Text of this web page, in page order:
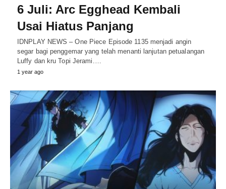
6 Juli: Arc Egghead Kembali
Usai Hiatus Panjang
IDNPLAY NEWS – One Piece Episode 1135 menjadi angin
segar bagi penggemar yang telah menanti lanjutan petualangan
Luffy dan kru Topi Jerami.…
1 year ago